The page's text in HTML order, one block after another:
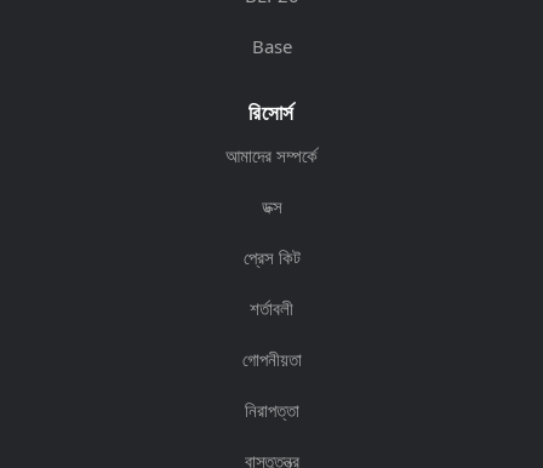
Base
রিসোর্স
আমাদের সম্পর্কে
ডক্স
প্রেস কিট
শর্তাবলী
গোপনীয়তা
নিরাপত্তা
বাস্তুতন্ত্র